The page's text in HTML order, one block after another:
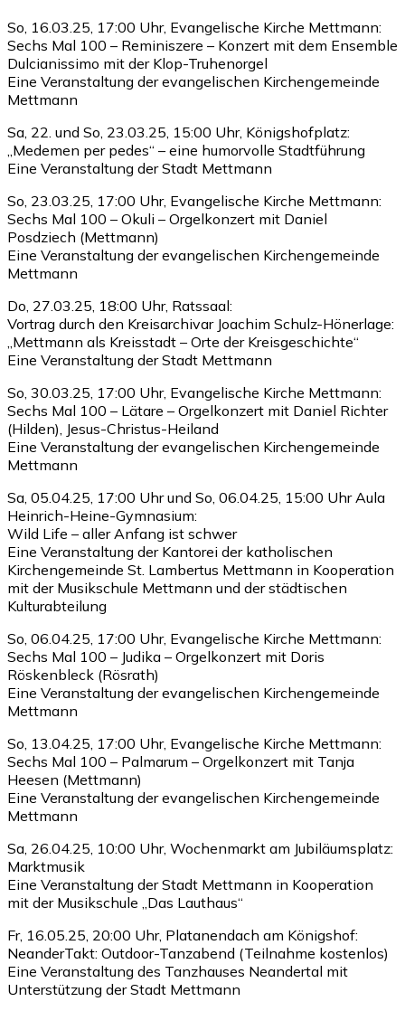
So, 16.03.25, 17:00 Uhr, Evangelische Kirche Mettmann:
Sechs Mal 100 – Reminiszere – Konzert mit dem Ensemble
Dulcianissimo mit der Klop-Truhenorgel
Eine Veranstaltung der evangelischen Kirchengemeinde
Mettmann
Sa, 22. und So, 23.03.25, 15:00 Uhr, Königshofplatz:
„Medemen per pedes“ – eine humorvolle Stadtführung
Eine Veranstaltung der Stadt Mettmann
So, 23.03.25, 17:00 Uhr, Evangelische Kirche Mettmann:
Sechs Mal 100 – Okuli – Orgelkonzert mit Daniel
Posdziech (Mettmann)
Eine Veranstaltung der evangelischen Kirchengemeinde
Mettmann
Do, 27.03.25, 18:00 Uhr, Ratssaal:
Vortrag durch den Kreisarchivar Joachim Schulz-Hönerlage:
„Mettmann als Kreisstadt – Orte der Kreisgeschichte“
Eine Veranstaltung der Stadt Mettmann
So, 30.03.25, 17:00 Uhr, Evangelische Kirche Mettmann:
Sechs Mal 100 – Lätare – Orgelkonzert mit Daniel Richter
(Hilden), Jesus-Christus-Heiland
Eine Veranstaltung der evangelischen Kirchengemeinde
Mettmann
Sa, 05.04.25, 17:00 Uhr und So, 06.04.25, 15:00 Uhr Aula
Heinrich-Heine-Gymnasium:
Wild Life – aller Anfang ist schwer
Eine Veranstaltung der Kantorei der katholischen
Kirchengemeinde St. Lambertus Mettmann in Kooperation
mit der Musikschule Mettmann und der städtischen
Kulturabteilung
So, 06.04.25, 17:00 Uhr, Evangelische Kirche Mettmann:
Sechs Mal 100 – Judika – Orgelkonzert mit Doris
Röskenbleck (Rösrath)
Eine Veranstaltung der evangelischen Kirchengemeinde
Mettmann
So, 13.04.25, 17:00 Uhr, Evangelische Kirche Mettmann:
Sechs Mal 100 – Palmarum – Orgelkonzert mit Tanja
Heesen (Mettmann)
Eine Veranstaltung der evangelischen Kirchengemeinde
Mettmann
Sa, 26.04.25, 10:00 Uhr, Wochenmarkt am Jubiläumsplatz:
Marktmusik
Eine Veranstaltung der Stadt Mettmann in Kooperation
mit der Musikschule „Das Lauthaus“
Fr, 16.05.25, 20:00 Uhr, Platanendach am Königshof:
NeanderTakt: Outdoor-Tanzabend (Teilnahme kostenlos)
Eine Veranstaltung des Tanzhauses Neandertal mit
Unterstützung der Stadt Mettmann